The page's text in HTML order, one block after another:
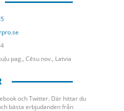
pag., Cēsu nov., Latvia
och Twitter. Där hittar du
bästa erbjudanden från